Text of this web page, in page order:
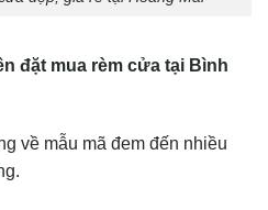
đặt mua rèm cửa tại Bình
về mẫu mã đem đến nhiều